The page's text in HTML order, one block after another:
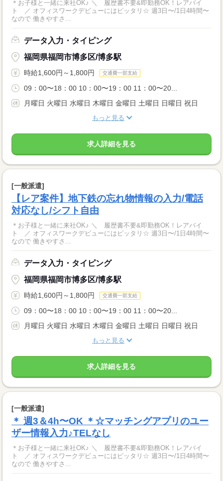
＊お子様と一緒に来社OK♪ ＼ 履歴書不要&即勤務OK！レアバイ
ト ／ オフィスワークデビューにはピッタリ☆ 週3日〜/1日4時間〜
なので 働きやすさ...
データ入力・タイピング
福岡県福岡市博多区/博多駅
時給1,600円～1,800円 交通費一部支給
09：00〜18：00 10：00〜19：00 11：00〜20...
月曜日 火曜日 水曜日 木曜日 金曜日 土曜日 日曜日 祝日
もっと見る
求人詳細を見る
[一般派遣]
【レア案件】地下鉄の忘れ物情報の入力/電話
対応なし/シフト自由
＊お子様と一緒に来社OK♪ ＼ 履歴書不要&即勤務OK！レアバイ
ト ／ オフィスワークデビューにはピッタリ☆ 週3日〜/1日4時間〜
なので 働きやすさ...
データ入力・タイピング
福岡県福岡市博多区/博多駅
時給1,600円～1,800円 交通費一部支給
09：00〜18：00 10：00〜19：00 11：00〜20...
月曜日 火曜日 水曜日 木曜日 金曜日 土曜日 日曜日 祝日
もっと見る
求人詳細を見る
[一般派遣]
＊ 週3＆4h〜OK ＊☆マッチングアプリのユー
ザー情報入力♪TELなし
＊お子様と一緒に来社OK♪ ＼ 履歴書不要&即勤務OK！レアバイ
ト ／ オフィスワークデビューにはピッタリ☆ 週3日〜/1日4時間〜
なので 働きやすさ...